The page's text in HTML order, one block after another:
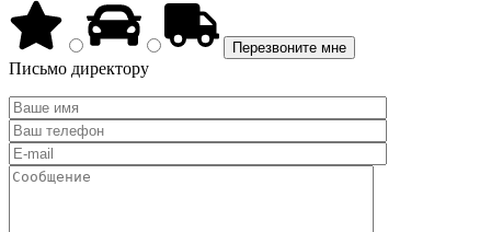
Письмо директору